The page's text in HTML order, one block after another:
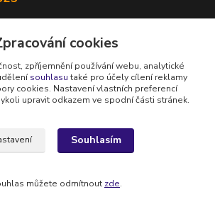
Upravit sběr cookies.
| Optimalizace a marketing -
cookies
zpříjemnění používání webu, analytické
souhlasutaké pro účely cílení reklamy
cookies. Nastavení vlastních preferencí
upravit odkazem ve spodní části stránek.
Souhlasím
můžete odmítnout zde.